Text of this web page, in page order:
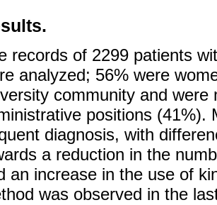
records of 2299 patients
analyzed; 56% were
community and
positions (41%).
diagnosis, with
a reduction in the
an increase in the use of
was observed in the